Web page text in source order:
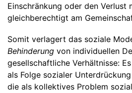
Einschränkung oder den Verlust
gleichberechtigt am
Somit verlagert das soziale
Behinderung von individuellen
gesellschaftliche Verhältnisse:
als Folge sozialer
die als kollektives Problem